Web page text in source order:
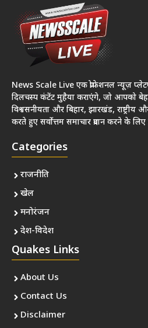
News Scale Live एक प्रोफेशनल न्यूज़
दिलचस्प कंटेंट मुहैया कराएंगे, जो आपको
विश्वसनीयता और बिहार, झारखंड, राष्ट्रीय
करते हुए सर्वोत्तम समाचार प्रदान करने के लिए
Categories
राजनीति
खेल
मनोरंजन
देश-विदेश
Quakes Links
About Us
Contact Us
Disclaimer